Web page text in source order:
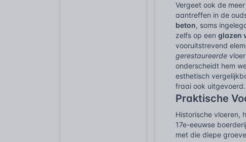
Vergeet ook de
aantreffen in de
beton, soms
zelfs op eenglazen
vooruitstrevend
gerestaureerde
onderscheidt hem
esthetisch
fraai ook uitgevoerd.
Praktische
Historische vloeren,
17e-eeuwse
met die diepe